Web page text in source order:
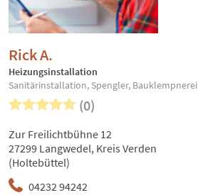
Rick A.
Heizungsinstallation
Sanitärinstallation, Spengler, Bauklempnerei
(0)
04232 94242
Zur Freilichtbühne 12
27299 Langwedel, Kreis Verden
(Holtebüttel)